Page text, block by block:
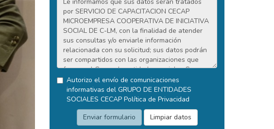
Autorizo el envío de comunicaciones
informativas del GRUPO DE ENTIDADES
SOCIALES CECAP Política de Privacidad